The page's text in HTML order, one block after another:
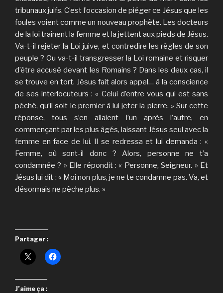
tribunaux juifs. C’est l’occasion de piéger ce Jésus que les
foules voient comme un nouveau prophète. Les docteurs
de la loi traînent la femme et la jettent aux pieds de Jésus.
Va-t-il rejeter la Loi juive, et contredire les règles de son
peuple ? Ou va-t-il transgresser la Loi romaine et risquer
d’être accusé devant les Romains ? Dans les deux cas, il
se trouve en tort. Jésus fait alors appel… à la conscience
de ses interlocuteurs : « Celui d’entre vous qui est sans
péché, qu’il soit le premier à lui jeter la pierre. » Sur cette
réponse, tous s’en allaient l’un après l’autre, en
commençant par les plus âgés, laissant Jésus seul avec la
femme en face de lui. Il se redressa et lui demanda : «
Femme, où sont-il donc ? Alors, personne ne t’a
condamnée ? » Elle répondit : « Personne, Seigneur. » Et
Jésus lui dit : « Moi non plus, je ne te condamne pas. Va, et
désormais ne pèche plus. »
Partager :
J’aime ça :